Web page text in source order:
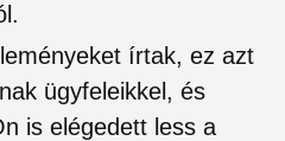
írtak, ez azt
ügyfeleikkel, és
is elégedett less a